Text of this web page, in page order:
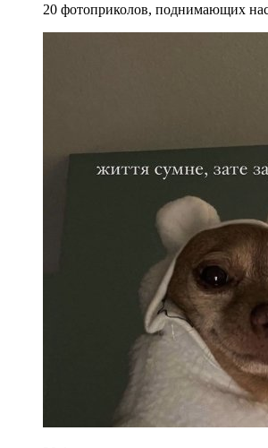
20 фотоприколов, поднимающих